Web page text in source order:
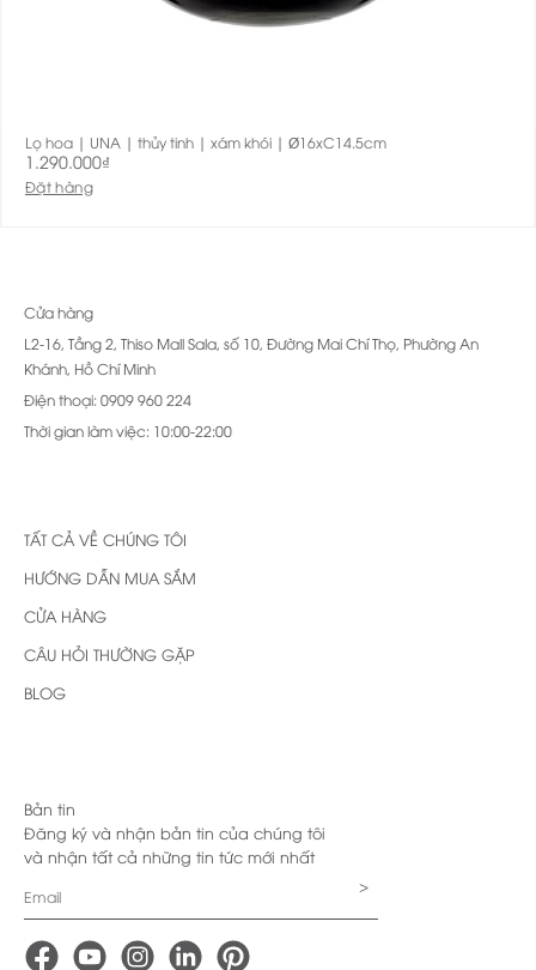
Lọ hoa | UNA | thủy tinh | xám khói | Ø16xC14.5cm
1.290.000₫
Đặt hàng
Cửa hàng
L2-16, Tầng 2, Thiso Mall Sala, số 10, Đường Mai Chí Thọ, Phường An
Khánh, Hồ Chí Minh
Điện thoại: 0909 960 224
Thời gian làm việc: 10:00-22:00
TẤT CẢ VỀ CHÚNG TÔI
HƯỚNG DẪN MUA SẮM
CỬA HÀNG
CÂU HỎI THƯỜNG GẶP
BLOG
Bản tin
Đăng ký và nhận bản tin của chúng tôi
và nhận tất cả những tin tức mới nhất